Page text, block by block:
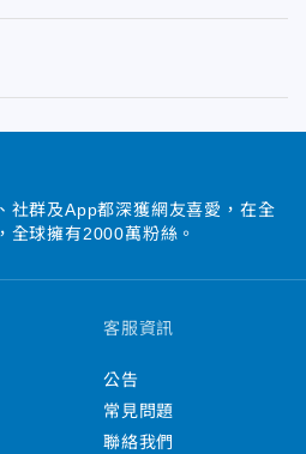
社群及App都深獲網友喜愛，在全
全球擁有2000萬粉絲。
客服資訊
公告
常見問題
聯絡我們